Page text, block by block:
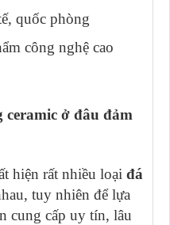
quốc phòng
công nghệ cao
ở đâu đảm
hiện rất nhiều loại đá
tuy nhiên để lựa
cung cấp uy tín, lâu